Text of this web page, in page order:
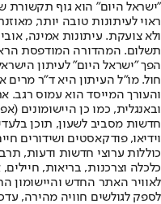
"ישראל היום" הוא גוף תקשורת
ראוי לעיתונות טובה יותר,
ולא צועקת. עיתונות אמינה,
הפך "ישראל היום" לעיתון
חול. מו"ל העיתון היא ד"ר מרים
והעורך המייסד הוא עמוס רגב.
חדשות מסביב לשעון, תוכן
וידיאו, פודקאסטים ושידורים
כוללות ערוצי חדשות ודעות,
לאוויר האתר החדש והיישומון
לספק לגולשים חוויה מהירה,